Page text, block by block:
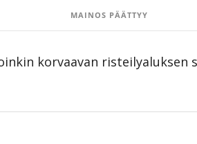
MAINOS PÄÄTTYY
korvaavan risteilyaluksen